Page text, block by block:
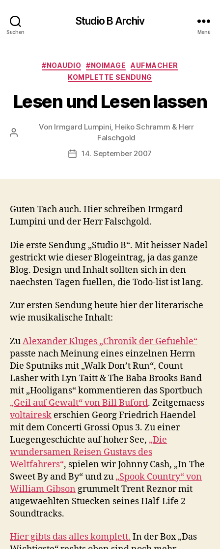
Suchen
Studio B Archiv
Menü
Kategorien
#NOAUDIO #NOIMAGE
AUFMACHER
KOMPLETTE SENDUNG
Lesen und Lesen lassen
Beitragsautor
Von Irmgard Lumpini, Heiko Schramm & Herr
Falschgold
Veröffentlichungsdatum
14. September 2007
Guten Tach auch. Hier schreiben Irmgard
Lumpini und der Herr Falschgold.
Die erste Sendung „Studio B“. Mit heisser Nadel
gestrickt wie dieser Blogeintrag, ja das ganze
Blog. Design und Inhalt sollten sich in den
naechsten Tagen fuellen, die Todo-list ist lang.
Zur ersten Sendung heute hier der literarische
wie musikalische Inhalt:
ZuAlexander Kluges „Chronik der Gefuehle“
passte nach Meinung eines einzelnen Herrn
Die Sputniks mit „Walk Don’t Run“, Count
Lasher with Lyn Taitt & The Baba Brooks Band
mit „Hooligans“ kommentieren das Sportbuch
„Geil auf Gewalt“ von Bill Buford. Zeitgemaess
voltairesk erschien Georg Friedrich Haendel
mit dem Concerti Grossi Opus 3. Zu einer
Luegengeschichte auf hoher See, „Die
wundersamen Reisen Gustavs des
Weltfahrers“, spielen wir Johnny Cash, „In The
Sweet By and By“ und zu „Spook Country“ von
William Gibson grummelt Trent Reznor mit
augewaehlten Stuecken seines Half-Life 2
Soundtracks.
Hier gibts das alles komplett. In der Box „Das